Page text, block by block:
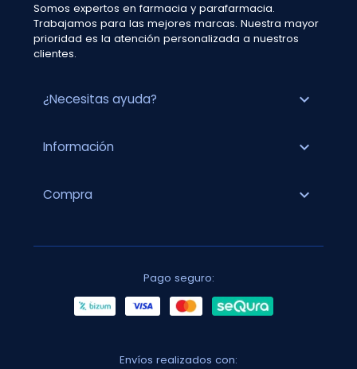
Somos expertos en farmacia y parafarmacia.
Trabajamos para las mejores marcas. Nuestra mayor
prioridad es la atención personalizada a nuestros
clientes.
¿Necesitas ayuda? expand_more
Información expand_more
Compra expand_more
Pago seguro:
Envíos realizados con: